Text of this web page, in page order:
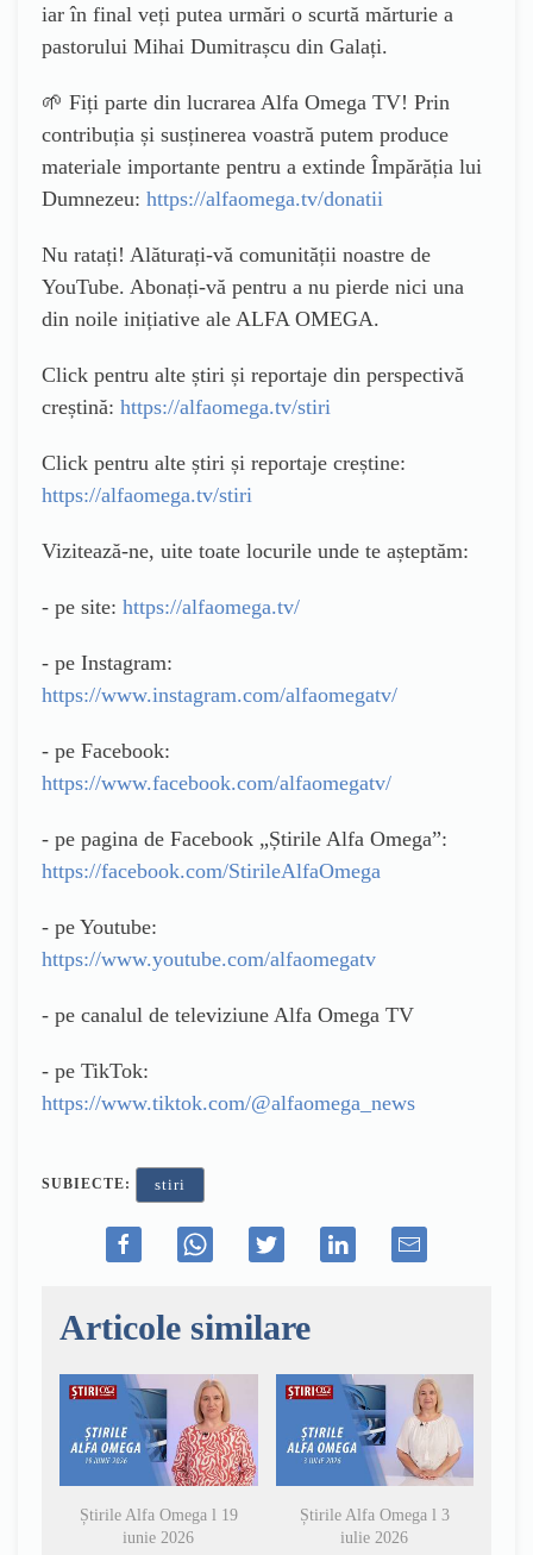
iar în final veți putea urmări o scurtă mărturie a
pastorului Mihai Dumitrașcu din Galați.
🌱 Fiți parte din lucrarea Alfa Omega TV! Prin
contribuția și susținerea voastră putem produce
materiale importante pentru a extinde Împărăția lui
Dumnezeu: https://alfaomega.tv/donatii
Nu ratați! Alăturați-vă comunității noastre de
YouTube. Abonați-vă pentru a nu pierde nici una
din noile inițiative ale ALFA OMEGA.
Click pentru alte știri și reportaje din perspectivă
creștină: https://alfaomega.tv/stiri
Click pentru alte știri și reportaje creștine:
https://alfaomega.tv/stiri
Vizitează-ne, uite toate locurile unde te așteptăm:
- pe site: https://alfaomega.tv/
- pe Instagram:
https://www.instagram.com/alfaomegatv/
- pe Facebook:
https://www.facebook.com/alfaomegatv/
- pe pagina de Facebook „Știrile Alfa Omega”:
https://facebook.com/StirileAlfaOmega
- pe Youtube:
https://www.youtube.com/alfaomegatv
- pe canalul de televiziune Alfa Omega TV
- pe TikTok:
https://www.tiktok.com/@alfaomega_news
SUBIECTE: stiri
Articole similare
Știrile Alfa Omega l 19
iunie 2026
Știrile Alfa Omega l 3
iulie 2026